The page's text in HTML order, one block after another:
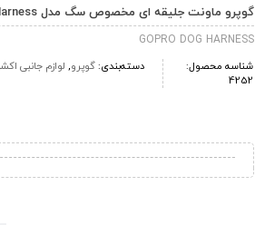
گوپرو ماونت جلیقه ای مخصوص سگ مدل Dog Harness
GOPRO DOG HARNESS
شناسه محصول:
4252
دسته‌بندی:گوپرو, لوازم جانبی